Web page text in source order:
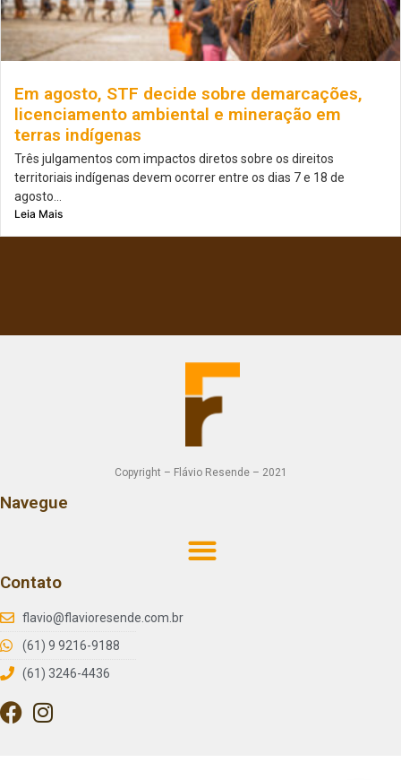
Em agosto, STF decide sobre demarcações,
licenciamento ambiental e mineração em
terras indígenas
Três julgamentos com impactos diretos sobre os direitos
territoriais indígenas devem ocorrer entre os dias 7 e 18 de
agosto...
Leia Mais
Copyright – Flávio Resende – 2021
Navegue
Contato
flavio@flavioresende.com.br
(61) 9 9216-9188
(61) 3246-4436